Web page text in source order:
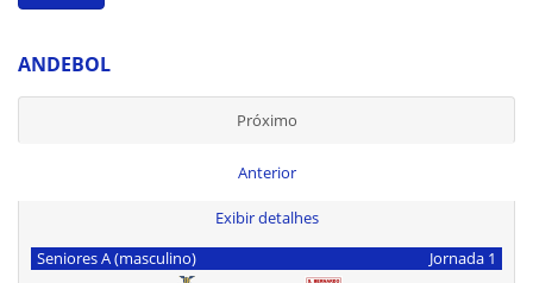
ANDEBOL
Próximo
Anterior
Exibir detalhes
Seniores A (masculino)
Jornada 1